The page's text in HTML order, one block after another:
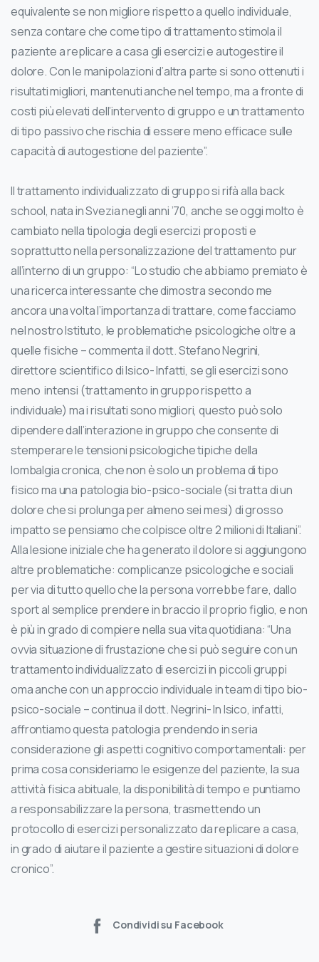
equivalente se non migliore rispetto a quello individuale,
senza contare che come tipo di trattamento stimola il
paziente a replicare a casa gli esercizi e autogestire il
dolore. Con le manipolazioni d’altra parte si sono ottenuti i
risultati migliori, mantenuti anche nel tempo, ma a fronte di
costi più elevati dell’intervento di gruppo e un trattamento
di tipo passivo che rischia di essere meno efficace sulle
capacità di autogestione del paziente”.
Il trattamento individualizzato di gruppo si rifà alla back
school, nata in Svezia negli anni ’70, anche se oggi molto è
cambiato nella tipologia degli esercizi proposti e
soprattutto nella personalizzazione del trattamento pur
all’interno di un gruppo: “Lo studio che abbiamo premiato è
una ricerca interessante che dimostra secondo me
ancora una volta l’importanza di trattare, come facciamo
nel nostro Istituto, le problematiche psicologiche oltre a
quelle fisiche – commenta il dott. Stefano Negrini,
direttore scientifico di Isico- Infatti, se gli esercizi sono
meno intensi (trattamento in gruppo rispetto a
individuale) ma i risultati sono migliori, questo può solo
dipendere dall’interazione in gruppo che consente di
stemperare le tensioni psicologiche tipiche della
lombalgia cronica, che non è solo un problema di tipo
fisico ma una patologia bio-psico-sociale (si tratta di un
dolore che si prolunga per almeno sei mesi) di grosso
impatto se pensiamo che colpisce oltre 2 milioni di Italiani”.
Alla lesione iniziale che ha generato il dolore si aggiungono
altre problematiche: complicanze psicologiche e sociali
per via di tutto quello che la persona vorrebbe fare, dallo
sport al semplice prendere in braccio il proprio figlio, e non
è più in grado di compiere nella sua vita quotidiana: “Una
ovvia situazione di frustazione che si può seguire con un
trattamento individualizzato di esercizi in piccoli gruppi
oma anche con un approccio individuale in team di tipo bio-
psico-sociale – continua il dott. Negrini- In Isico, infatti,
affrontiamo questa patologia prendendo in seria
considerazione gli aspetti cognitivo comportamentali: per
prima cosa consideriamo le esigenze del paziente, la sua
attività fisica abituale, la disponibilità di tempo e puntiamo
a responsabilizzare la persona, trasmettendo un
protocollo di esercizi personalizzato da replicare a casa,
in grado di aiutare il paziente a gestire situazioni di dolore
cronico”.
Condividi su Facebook